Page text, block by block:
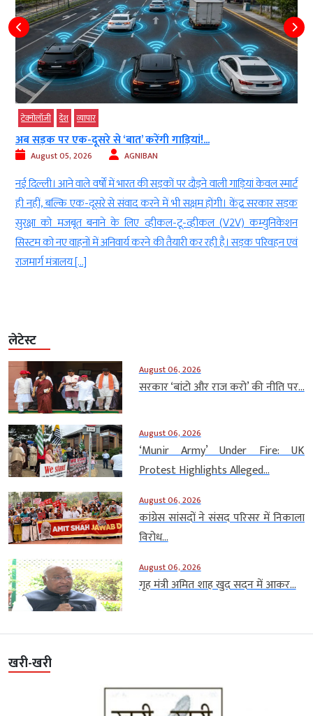
टेक्‍नोलॉजी देश व्‍यापार
अब सड़क पर एक-दूसरे से ‘बात’ करेंगी गाड़ियां!...
August 05, 2026 AGNIBAN
नई दिल्ली। आने वाले वर्षों में भारत की सड़कों पर दौड़ने वाली गाड़ियां केवल स्मार्ट
ही नहीं, बल्कि एक-दूसरे से संवाद करने में भी सक्षम होंगी। केंद्र सरकार सड़क
सुरक्षा को मजबूत बनाने के लिए व्हीकल-टू-व्हीकल (V2V) कम्युनिकेशन
सिस्टम को नए वाहनों में अनिवार्य करने की तैयारी कर रही है। सड़क परिवहन एवं
राजमार्ग मंत्रालय […]
की
एक
लेटेस्ट
August 06, 2026
सरकार ‘बांटो और राज करो’ की नीति पर...
August 06, 2026
‘Munir Army’ Under Fire: UK
Protest Highlights Alleged...
August 06, 2026
कांग्रेस सांसदों ने संसद परिसर में निकाला
विरोध...
August 06, 2026
गृह मंत्री अमित शाह खुद सदन में आकर...
खरी-खरी